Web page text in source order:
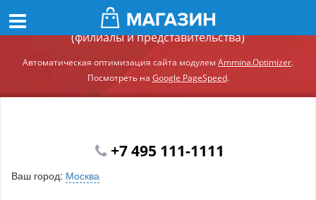
Демонстрационный сайт модуля Ammina.Регионы
(филиалы и представительства)
Автоматическая оптимизация сайта модулем Ammina.Optimizer.
Посмотреть на Google PageSpeed.
+7 495 111-1111
Ваш город: Москва